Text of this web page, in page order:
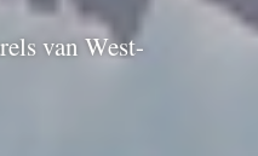
van West-